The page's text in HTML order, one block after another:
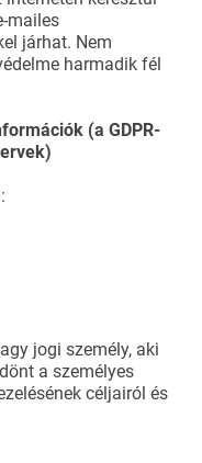
mailes
járhat. Nem
harmadik fél
(a GDPR-
jogi személy, aki
a személyes
céljairól és